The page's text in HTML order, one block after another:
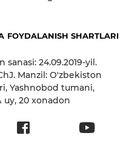
FOYDALANISH SHARTLARI
24.09.2019-yil.
Manzil: O'zbekiston
Yashnobod tumani,
uy, 20 xonadon